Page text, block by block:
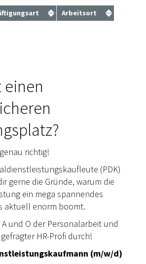
Arbeitsort
einen
richtig!
(PDK)
gerne die Gründe, warum die
ein mega spannendes
aktuell enorm boomt.
und O der Personalarbeit und
HR-Profi durch!
(m/w/d)